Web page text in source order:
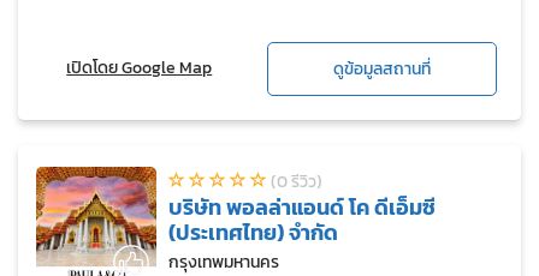
เปิดโดย Google Map ดูข้อมูลสถานที่
(0 รีวิว)
บริษัท พอลล่าแอนด์ โค ดีเอ็มซี
(ประเทศไทย) จำกัด
กรุงเทพมหานคร